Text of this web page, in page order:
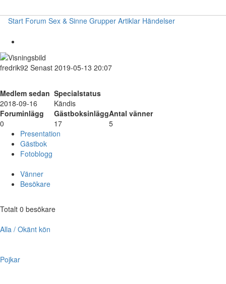
Start Forum Sex & Sinne Grupper Artiklar Händelser
fredrik92 Senast 2019-05-13 20:07
Medlem sedan Specialstatus
2018-09-16
Kändis
Foruminlägg
GästboksinläggAntal vänner
0
17
5
Presentation
Gästbok
Fotoblogg
Vänner
Besökare
Totalt 0 besökare
Alla / Okänt kön
Pojkar